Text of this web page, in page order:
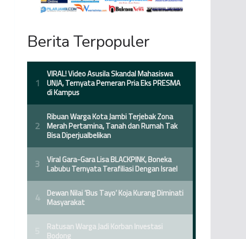
Berita Terpopuler